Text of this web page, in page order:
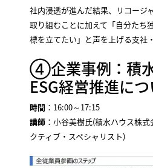
社内浸透が進んだ結果、リコージ
取り組むことに加えて「自分たち
標を立てたい」と声を上げる支社
④企業事例：積
ESG経営推進に
時間 ：16:00～17:15
講師：小谷美樹氏(積水ハウス株
クティブ・スペシャリスト)